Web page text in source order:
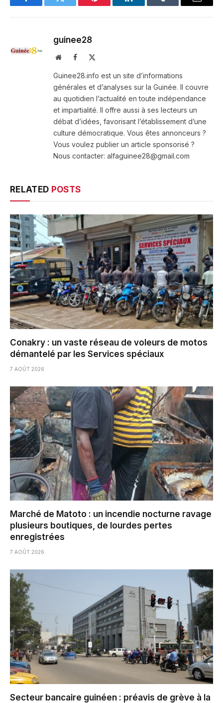
FacebookTwitter Pinterest LinkedInTumblr Email
guinee28
WebsiteFacebook
Guinee28.info est un site d’informations
générales et d’analyses sur la Guinée. Il couvre
au quotidien l’actualité en toute indépendance
et impartialité. Il offre aussi à ses lecteurs un
débat d’idées, favorisant l’établissement d’une
culture démocratique. Vous êtes annonceurs ?
Vous voulez publier un article sponsorisé ?
Nous contacter: alfaguinee28@gmail.com
RELATED POSTS
Conakry : un vaste réseau de voleurs de motos
démantelé par les Services spéciaux
7 AOÛT 2026
Marché de Matoto : un incendie nocturne ravage
plusieurs boutiques, de lourdes pertes
enregistrées
7 AOÛT 2026
Secteur bancaire guinéen : préavis de grève à la